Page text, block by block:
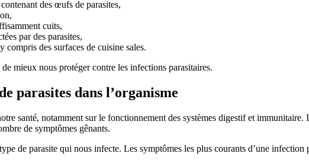
des œufs de parasites,
cuits,
par des parasites,
des surfaces de cuisine sales.
mieux nous protéger contre les infections parasitaires.
parasites dans l’organisme
santé, notamment sur le fonctionnement des systèmes digestif et
de symptômes gênants.
de parasite qui nous infecte. Les symptômes les plus courants d’une infection